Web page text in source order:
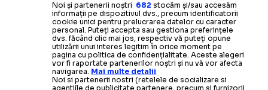
Noi și partenerii noștri 682 stocăm și/sau accesăm
informații pe dispozitivul dvs., precum identificatorii
cookie unici pentru prelucrarea datelor cu caracter
personal. Puteți accepta sau gestiona preferințele
dvs. făcând clic mai jos, respectiv vă puteți opune
utilizării unui interes legitim în orice moment pe
pagina cu politica de confidențialitate. Aceste alegeri
vor fi raportate partenerilor noștri și nu vă vor afecta
navigarea. Mai multe detalii
Noi si partenerii nostri (retelele de socializare si
agentiile de publicitate partenere, precum si furnizorii